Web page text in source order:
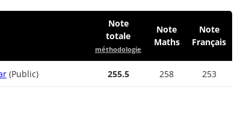
Note
totale
méthodologie
Note
Maths
Note
Français
(Public) 255.5 258 253